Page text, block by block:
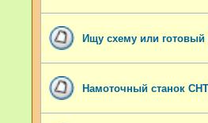
Ищу схему или
Намоточный станок